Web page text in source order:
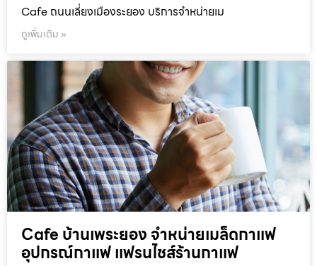
Cafe ถนนเลี่ยงเมืองระยอง บริการจำหน่ายเม
ดูเพิ่มเติม »
Cafe บ้านเพระยอง จำหน่ายเมล็ดกาแฟ
อุปกรณ์กาแฟ แฟรนไชส์ร้านกาแฟ